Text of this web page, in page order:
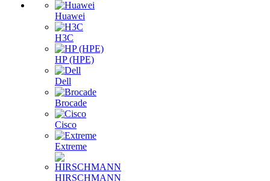
Huawei
H3C
HP (HPE)
Dell
Brocade
Cisco
Extreme
HIRSCHMANN